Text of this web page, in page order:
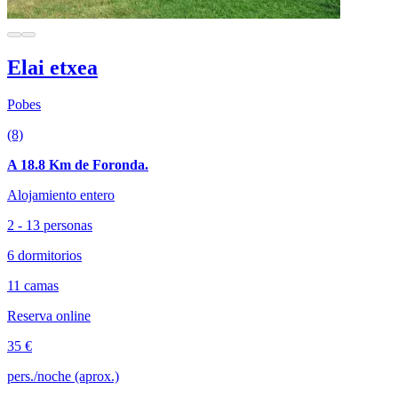
Elai etxea
Pobes
(8)
A 18.8 Km de Foronda.
Alojamiento entero
2 - 13 personas
6 dormitorios
11 camas
Reserva online
35 €
pers./noche (aprox.)